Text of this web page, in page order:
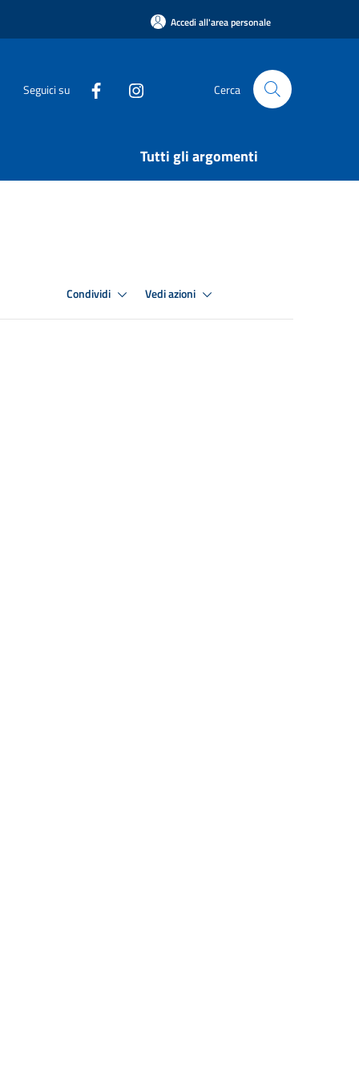
Accedi all'area personale
Seguici su Cerca
Tutti gli argomenti
Condividi Vedi azioni